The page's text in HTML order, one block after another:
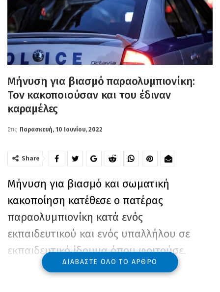
Μήνυση για βιασμό παραολυμπιονίκη:
Τον κακοποιούσαν και του έδιναν
καραμέλες
Στις Παρασκευή, 10 Ιουνίου, 2022
Share
Μήνυση για βιασμό και σωματική
κακοποίηση κατέθεσε ο πατέρας
παραολυμπιονίκη κατά ενός
εκπαιδευτικού και ενός υπαλλήλου σε
εκπαιδευτικό ίδρυμα όπου φοιτούσε.
Ο 22χρονος Σπύρος με τα τέσσερα
ΔΙΑΒΆΣΤΕ ΌΛΟ ΤΟ ΆΡΘΡΟ